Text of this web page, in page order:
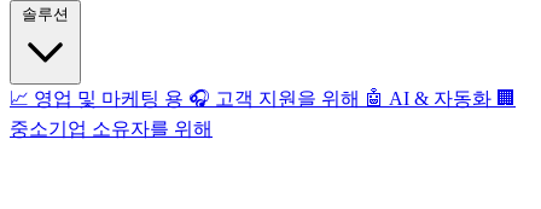
📈 영업 및 마케팅 용 🎧 고객 지원을 위해 🤖 AI & 자동화 🏢
중소기업 소유자를 위해